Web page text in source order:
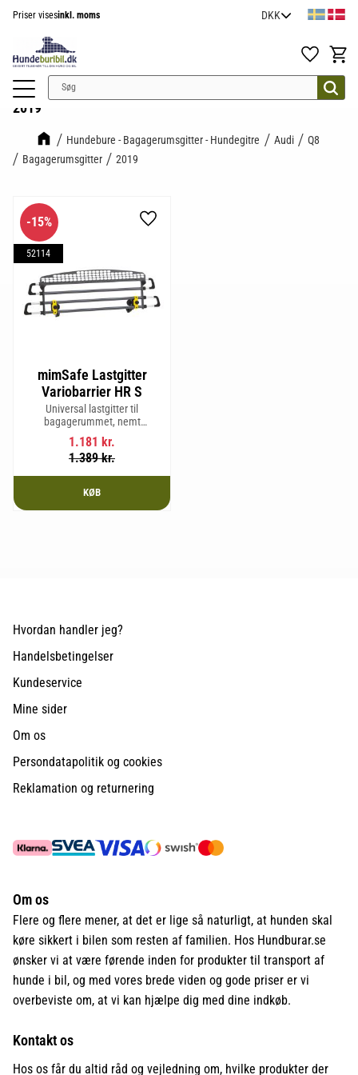
Priser visesinkl. moms
Favoritter
2019
Hundebure - Bagagerumsgitter - Hundegitre Audi
Q8
Bagagerumsgitter
2019
mimSafe Lastgitter
Variobarrier HR S
Universal lastgitter til
bagagerummet, nemt
justerbart for at passe bilens
form og sikre en tryg og sikker
rejse med kæledyr eller last.
1.181 kr.
1.389kr.
15%
52114
Gem som favorit
KØB
Hvordan handler jeg?
Handelsbetingelser
Kundeservice
Mine sider
Om os
Persondatapolitik og cookies
Reklamation og returnering
Om os
Flere og flere mener, at det er lige så naturligt, at hunden skal
køre sikkert i bilen som resten af familien. Hos Hundburar.se
ønsker vi at være førende inden for produkter til transport af
hunde i bil, og med vores brede viden og gode priser er vi
overbeviste om, at vi kan hjælpe dig med dine indkøb.
Kontakt os
Hos os får du altid råd og vejledning om, hvilke produkter der